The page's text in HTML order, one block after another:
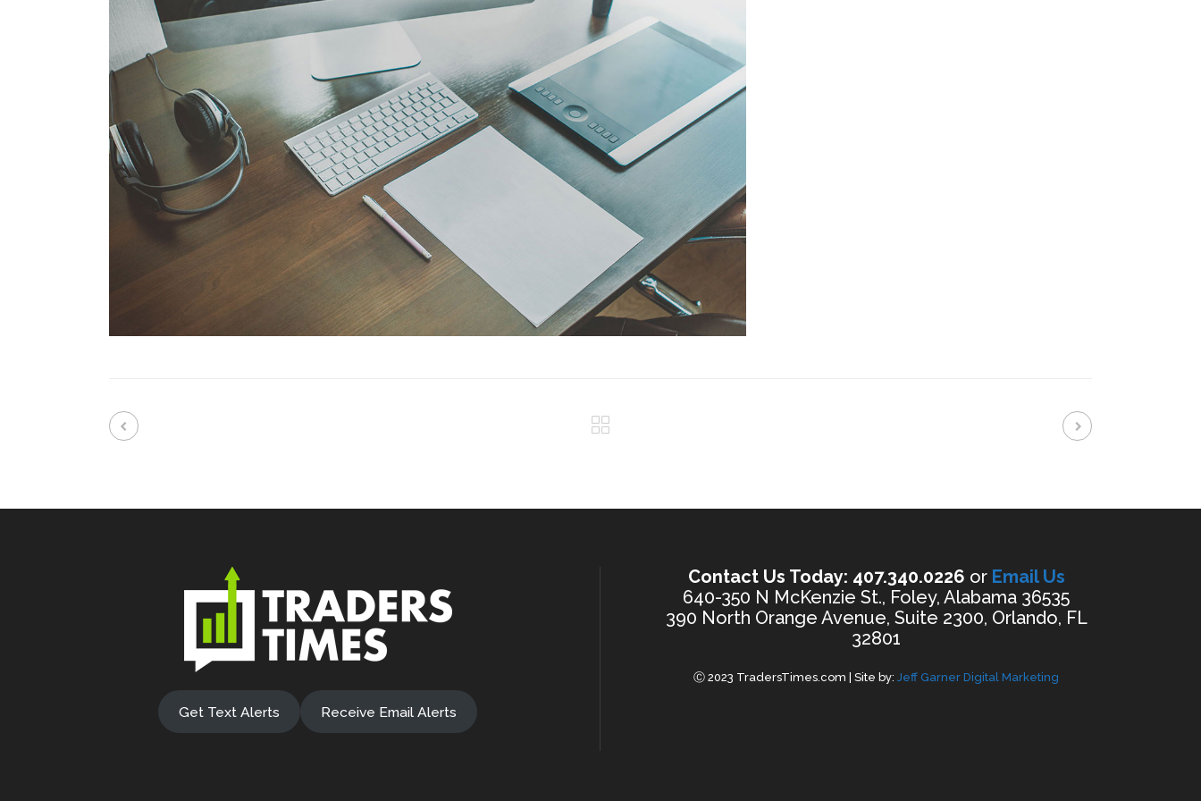
Get Text Alerts Receive Email Alerts
Contact Us Today: 407.340.0226 or Email Us
640-350 N McKenzie St., Foley, Alabama 36535
390 North Orange Avenue, Suite 2300, Orlando, FL
32801
Ⓒ 2023 TradersTimes.com | Site by: Jeff Garner Digital Marketing